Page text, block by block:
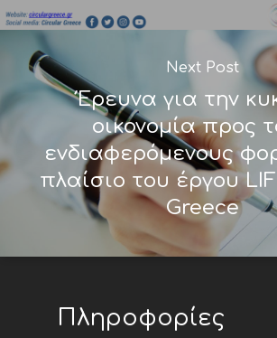
Next Post
Έρευνα για την
οικονομία προς
ενδιαφερόμενους
πλαίσιο του έργου
Greece
Πληροφορίες